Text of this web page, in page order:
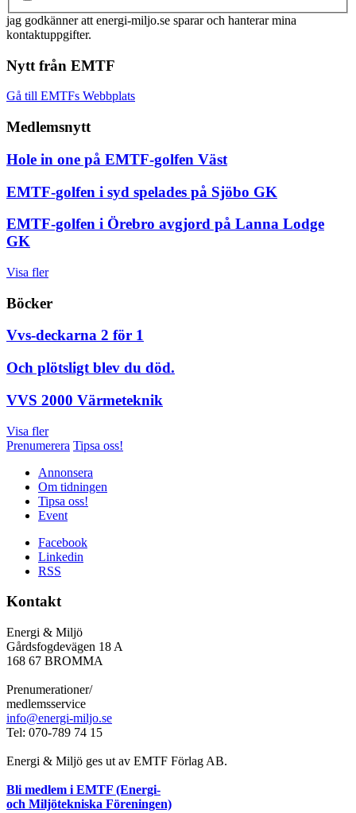
jag godkänner att energi-miljo.se sparar och hanterar mina
kontaktuppgifter.
Nytt från EMTF
Gå till EMTFs Webbplats
Medlemsnytt
Hole in one på EMTF-golfen Väst
EMTF-golfen i syd spelades på Sjöbo GK
EMTF-golfen i Örebro avgjord på Lanna Lodge
GK
Visa fler
Böcker
Vvs-deckarna 2 för 1
Och plötsligt blev du död.
VVS 2000 Värmeteknik
Visa fler
Prenumerera Tipsa oss!
Annonsera
Om tidningen
Tipsa oss!
Event
Facebook
Linkedin
RSS
Kontakt
Energi & Miljö
Gårdsfogdevägen 18 A
168 67 BROMMA
Prenumerationer/
medlemsservice
info@energi-miljo.se
Tel: 070-789 74 15
Energi & Miljö ges ut av EMTF Förlag AB.
Bli medlem i EMTF (Energi-
och Miljötekniska Föreningen)